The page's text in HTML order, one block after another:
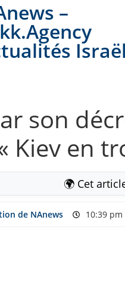
–
Israël
son
Kiev en
🌍 Cet
de NAnews 10:39 pm